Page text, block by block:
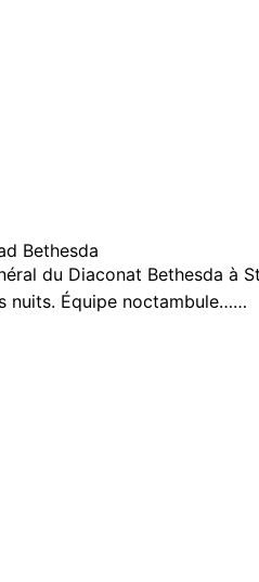
Bethesda
du Diaconat Bethesda à
nuits. Équipe noctambule……